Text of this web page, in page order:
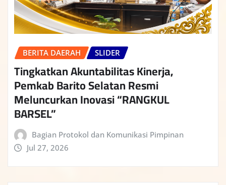
BERITA DAERAH SLIDER
Tingkatkan Akuntabilitas Kinerja,
Pemkab Barito Selatan Resmi
Meluncurkan Inovasi “RANGKUL
BARSEL”
Bagian Protokol dan Komunikasi Pimpinan
Jul 27, 2026